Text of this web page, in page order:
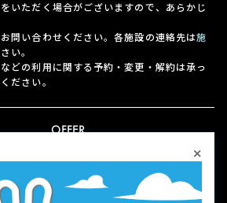
いただく場合がございますので、あらかじ
問い合わせください。各施設の連絡先は施
い。
どの利用に関する予約・変更・解約は承っ
ださい。
OFFER
×